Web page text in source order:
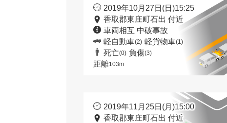
2019年10月27日(日)15:25
香取郡東庄町石出 付近
車両相互 中破事故
軽自動車(2) 軽貨物車(1)
死亡(0) 負傷(3)
距離103m
2019年11月25日(月)15:00
香取郡東庄町石出 付近